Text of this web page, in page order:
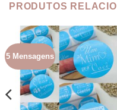
PRODUTOS
5 Mensagens